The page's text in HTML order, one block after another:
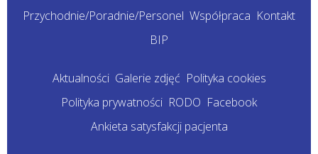
Przychodnie/Poradnie/Personel Współpraca Kontakt
BIP
Aktualności Galerie zdjęć Polityka cookies
Polityka prywatności RODO Facebook
Ankieta satysfakcji pacjenta